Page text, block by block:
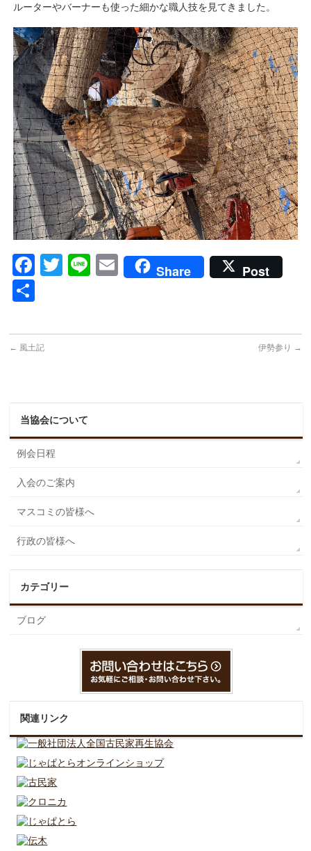
ルーターやバーナーも使った細かな職人技を見てきました。
Facebook
Twitter
LineEmailShare Post
← 風土記 伊勢参り →
当協会について
例会日程
入会のご案内
マスコミの皆様へ
行政の皆様へ
カテゴリー
ブログ
関連リンク